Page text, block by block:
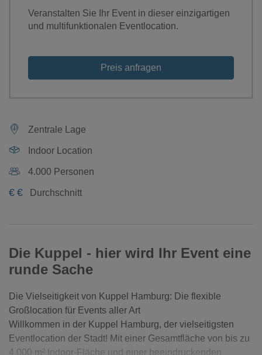
Veranstalten Sie Ihr Event in dieser einzigartigen
und multifunktionalen Eventlocation.
Preis anfragen
Zentrale Lage
Indoor Location
4.000 Personen
€ € Durchschnitt
Die Kuppel - hier wird Ihr Event eine
runde Sache
Die Vielseitigkeit von Kuppel Hamburg: Die flexible
Großlocation für Events aller Art
Willkommen in der Kuppel Hamburg, der vielseitigsten
Eventlocation der Stadt! Mit einer Gesamtfläche von bis zu
4.000 m² Indoor-Fläche und einer beeindruckenden